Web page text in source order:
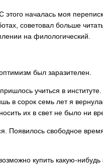
этого началась моя
советовал больше
на филологический.
был заразителен.
учиться в
в сорок семь лет я
их в свет не было ни
Появилось свободное
купить какую-нибудь